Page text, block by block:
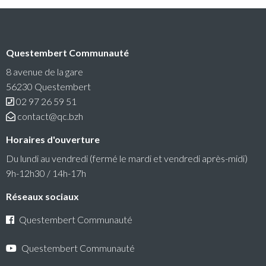
La prochaine séance du Conseil Communautaire se
tiendra le lundi 6 juillet 2026 à 18h30 au siège de
Questembert Communauté
Lire la suite
Questembert Communauté
8 avenue de la gare
56230 Questembert
02 97 26 59 51
contact@qc.bzh
Horaires d'ouverture
Du lundi au vendredi (fermé le mardi et vendredi après-midi)
9h-12h30 / 14h-17h
Réseaux sociaux
Questembert Communauté
Questembert Communauté